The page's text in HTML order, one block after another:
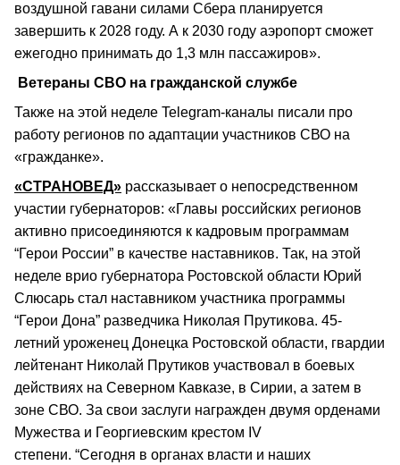
воздушной гавани силами Сбера планируется
завершить к 2028 году. А к 2030 году аэропорт сможет
ежегодно принимать до 1,3 млн пассажиров».
Ветераны СВО на гражданской службе
Также на этой неделе Telegram-каналы писали про
работу регионов по адаптации участников СВО на
«гражданке».
«СТРАНОВЕД» рассказывает о непосредственном
участии губернаторов: «Главы российских регионов
активно присоединяются к кадровым программам
“Герои России” в качестве наставников. Так, на этой
неделе врио губернатора Ростовской области Юрий
Слюсарь стал наставником участника программы
“Герои Дона” разведчика Николая Прутикова. 45-
летний уроженец Донецка Ростовской области, гвардии
лейтенант Николай Прутиков участвовал в боевых
действиях на Северном Кавказе, в Сирии, а затем в
зоне СВО. За свои заслуги награжден двумя орденами
Мужества и Георгиевским крестом IV
степени. “Сегодня в органах власти и наших